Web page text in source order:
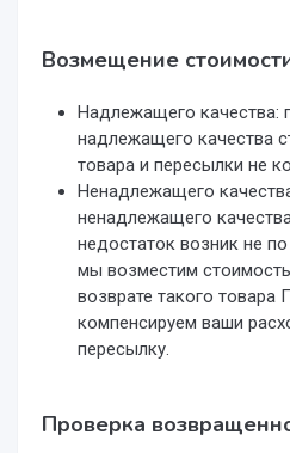
Возмещение
Надлежащего качества:
надлежащего качества
товара и пересылки не
Ненадлежащего
ненадлежащего
недостаток возник не по
мы возместим
возврате такого товара
компенсируем ваши
пересылку.
Проверка